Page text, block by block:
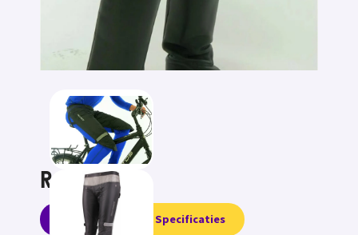
Rainlegs
Informatie Specificaties